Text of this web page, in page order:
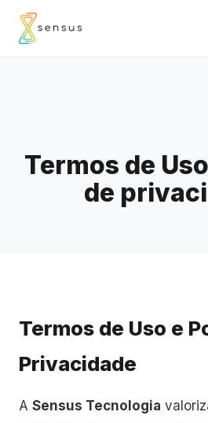
Termos de
de
Termos de Uso e
Privacidade
A Sensus Tecnologia